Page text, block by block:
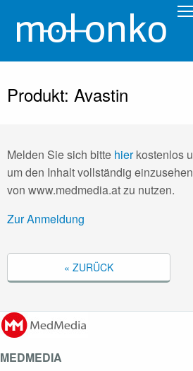
Produkt: Avastin
Melden Sie sich bitte hierkostenlos
um den Inhalt vollständig
von www.medmedia.at zu nutzen.
Zur Anmeldung
« ZURÜCK
MEDMEDIA